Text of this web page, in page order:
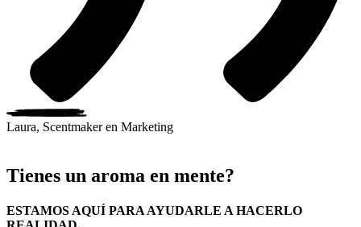
Laura, Scentmaker en Marketing
Tienes un aroma en mente?
ESTAMOS AQUÍ PARA AYUDARLE A HACERLO